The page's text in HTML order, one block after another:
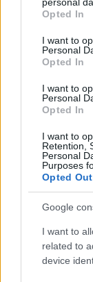
grant or deny
use your data
consent section.
Opted In
I want to
Personal
Opted In
I want to
Personal
Opted In
I want to
Retention,
Personal
Purposes
Opted Out
Google
I want to
related to
device
μην δίνει τα
πιθανότατα
Η Παγκόσμια
σίγουρα μία
ημέρα
αδέσποτων
μεγάλος),
που έχουν
βοήθεια
αρκετή
και αφορμή.